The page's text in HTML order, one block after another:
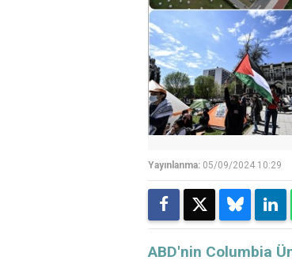
Yayınlanma: 05/09/2024 10:29
ABD'nin Columbia